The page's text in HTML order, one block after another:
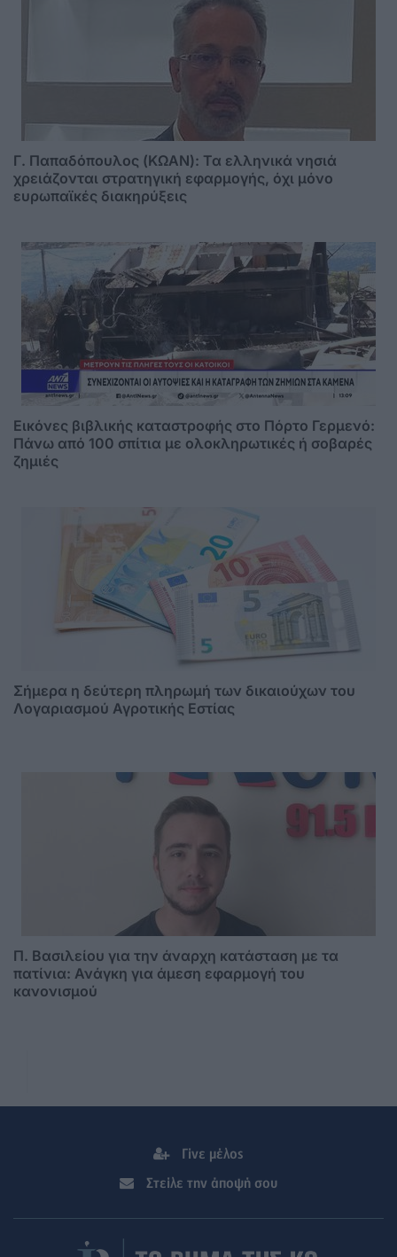
Γ. Παπαδόπουλος (ΚΩΑΝ): Τα ελληνικά νησιά
χρειάζονται στρατηγική εφαρμογής, όχι μόνο
ευρωπαϊκές διακηρύξεις
Εικόνες βιβλικής καταστροφής στο Πόρτο Γερμενό:
Πάνω από 100 σπίτια με ολοκληρωτικές ή σοβαρές
ζημιές
Σήμερα η δεύτερη πληρωμή των δικαιούχων του
Λογαριασμού Αγροτικής Εστίας
Π. Βασιλείου για την άναρχη κατάσταση με τα
πατίνια: Ανάγκη για άμεση εφαρμογή του
κανονισμού
Γίνε μέλος
Στείλε την άποψή σου